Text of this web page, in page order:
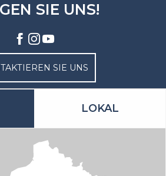
SIE UNS!
SIE UNS
LOKAL